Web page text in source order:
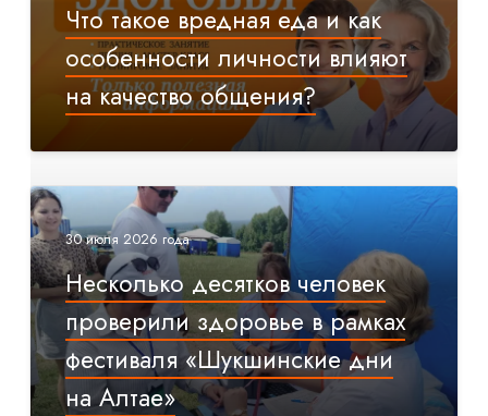
Что такое вредная еда и как
особенности личности влияют
на качество общения?
30 июля 2026 года
Несколько десятков человек
проверили здоровье в рамках
фестиваля «Шукшинские дни
на Алтае»